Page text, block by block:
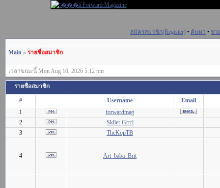
สมัครสมาชิก(Register) • ค้นหา • ช่ว
Main » รายชื่อสมาชิก
เวลาขณะนี้ Mon Aug 10, 2026 5:12 pm
รายชื่อสมาชิก
# Username
Email
1
forwardmag
2
Sk8er Grrrl
3
TheKopTB
4 Art_baba_Brit